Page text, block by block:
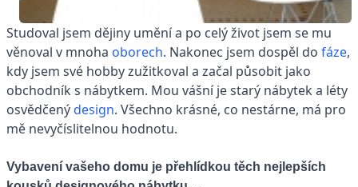
Studoval jsem dějiny umění a po celý život jsem se mu
věnoval v mnoha oborech. Nakonec jsem dospěl do fáze,
kdy jsem své hobby zužitkoval a začal působit jako
obchodník s nábytkem. Mou vášní je starý nábytek a léty
osvědčenýdesign. Všechno krásné, co nestárne, má pro
mě nevyčíslitelnou hodnotu.
Vybavení vašeho domu je přehlídkou těch nejlepších